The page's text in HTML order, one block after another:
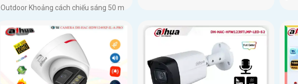
Outdoor Khoảng cách chiếu sáng 50 m